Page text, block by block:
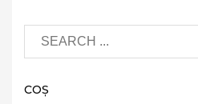
COȘ